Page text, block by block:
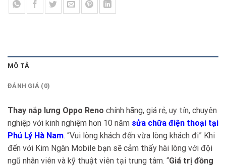
MÔ TẢ
ĐÁNH GIÁ (0)
Thay nắp lưng Oppo Reno chính hãng, giá rẻ, uy tín, chuyên
nghiệp với kinh nghiệm hơn 10 năm sửa chữa điện thoại tại
Phủ Lý Hà Nam. “Vui lòng khách đến vừa lòng khách đi” Khi
đến với Kim Ngân Mobile bạn sẽ cảm thấy hài lòng với đội
ngũ nhân viên và kỹ thuật viên tại trung tâm. “Giá trị đồng